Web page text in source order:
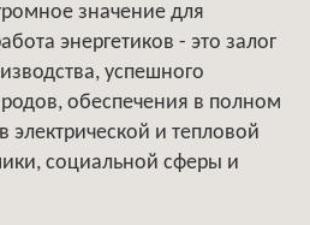
значение для
энергетиков - это залог
успешного
обеспечения в полном
и тепловой
социальной сферы и